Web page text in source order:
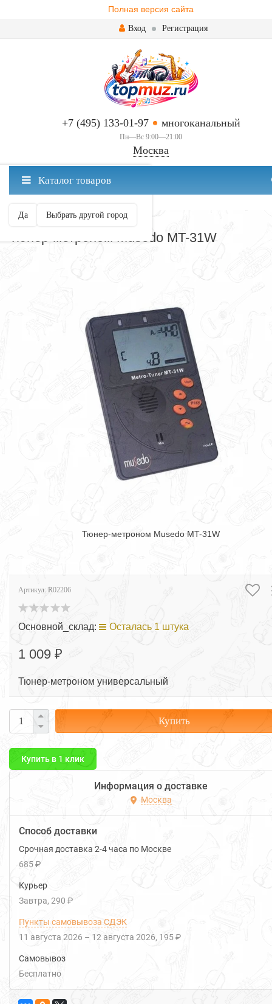
Полная версия сайта
Вход Регистрация
+7 (495) 133-01-97 многоканальный
Пн—Вс 9:00—21:00
Москва
Москва ваш город?
Да Выбрать другой город
Каталог товаров
МЕТРОНОМЫ ЭЛЕКТРОННЫЕ
Тюнер-метроном Musedo MT-31W
Тюнер-метроном Musedo MT-31W
Артикул: R02206
Основной_склад: Осталась 1 штука
1 009 ₽
Тюнер-метроном универсальный
Купить
Купить в 1 клик
Информация о доставке
Москва
Способ доставки
Срочная доставка 2-4 часа по Москве
685 ₽
Курьер
Завтра 290 ₽
Пункты самовывоза СДЭК
11 августа 2026 – 12 августа 2026 195 ₽
Самовывоз
Бесплатно